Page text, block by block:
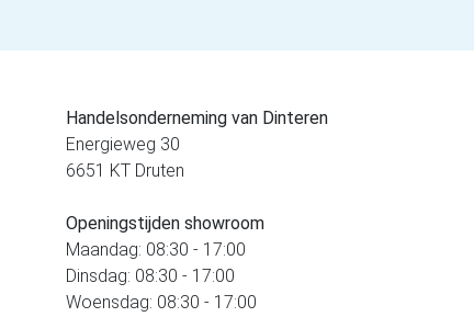
Handelsonderneming van Dinteren
Energieweg 30
6651 KT Druten
Openingstijden showroom
Maandag: 08:30 - 17:00
Dinsdag: 08:30 - 17:00
Woensdag: 08:30 - 17:00